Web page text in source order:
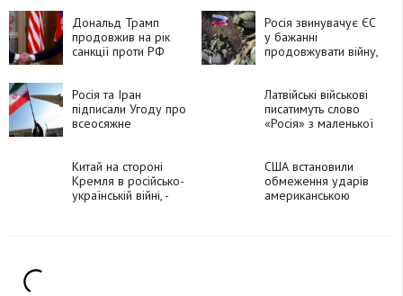
Дональд Трамп
продовжив на рік
санкції проти РФ
Росія звинувачує ЄС
у бажанні
продовжувати війну,
ISW
Росія та Іран
підписали Угоду про
всеосяжне
Латвійські військові
писатимуть слово
«Росія» з маленької
Китай на стороні
Кремля в російсько-
українській війні, -
США встановили
обмеження ударів
американською